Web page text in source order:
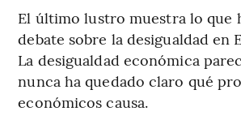
El último lustro muestra lo que
debate sobre la desigualdad en
La desigualdad económica
nunca ha quedado claro qué
económicos causa.